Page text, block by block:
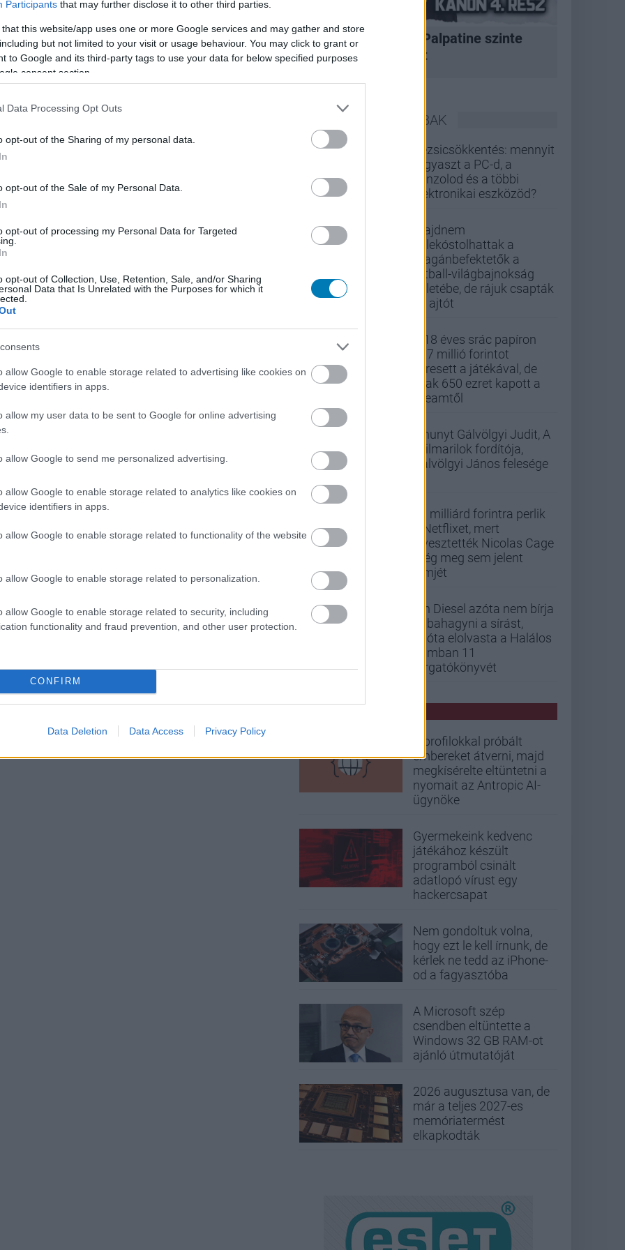
Participants that may further disclose it to other third parties.
that this website/app uses one or more Google services and may gather and store
but not limited to your visit or usage behaviour. You may click to grant or
to Google and its third-party tags to use your data for below specified purposes
consent section.
Data Processing Opt Outs
opt-out of the Sharing of my personal data.
opt-out of the Sale of my Personal Data.
opt-out of processing my Personal Data for Targeted
opt-out of Collection, Use, Retention, Sale, and/or Sharing
Data that Is Unrelated with the Purposes for which it
allow Google to enable storage related to advertising like cookies on
identifiers in apps.
allow my user data to be sent to Google for online advertising
allow Google to send me personalized advertising.
allow Google to enable storage related to analytics like cookies on
identifiers in apps.
allow Google to enable storage related to functionality of the website
allow Google to enable storage related to personalization.
allow Google to enable storage related to security, including
functionality and fraud prevention, and other user protection.
CONFIRM
Data Deletion Data Access Privacy Policy
játék, ami nagyon nem akar
a listán szereplő címek leleplezése óta,
sem sokat hallani.
keveri a klasszikus szerepjátékokkal
Gate 3 sajátos elegye lesz.
Blade Zero gameplay
meg, hogyan fest élesben az S-GAME
ígér a PS5-re és PC-re
Blade Zero játékmenet-
a Ghosts of Tushima és a Wukong stílusa
A korszak, amikor Palpatine szinte
bármit megtehetett
LEGOLVASOTTABBAK
Rezsicsökkentés: mennyit
fogyaszt a PC-d, a
konzolod és a többi
elektronikai eszközöd?
Majdnem
belekóstolhattak a
magánbefektetők a
futball-világbajnokság
üzletébe, de rájuk csapták
az ajtót
A 18 éves srác papíron
437 millió forintot
keresett a játékával, de
csak 650 ezret kapott a
Steamtől
Elhunyt Gálvölgyi Judit, A
szilmarilok fordítója,
Gálvölgyi János felesége
33 milliárd forintra perlik
a Netflixet, mert
elvesztették Nicolas Cage
még meg sem jelent
filmjét
Vin Diesel azóta nem bírja
abbahagyni a sírást,
mióta elolvasta a Halálos
iramban 11
forgatókönyvét
Álprofilokkal próbált
embereket átverni, majd
megkísérelte eltüntetni a
nyomait az Antropic AI-
ügynöke
Gyermekeink kedvenc
játékához készült
programból csinált
adatlopó vírust egy
hackercsapat
Nem gondoltuk volna,
hogy ezt le kell írnunk, de
kérlek ne tedd az iPhone-
od a fagyasztóba
A Microsoft szép
csendben eltüntette a
Windows 32 GB RAM-ot
ajánló útmutatóját
2026 augusztusa van, de
már a teljes 2027-es
memóriatermést
elkapkodták